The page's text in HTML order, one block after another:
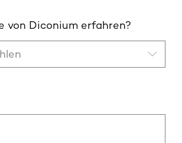
von Diconium erfahren?